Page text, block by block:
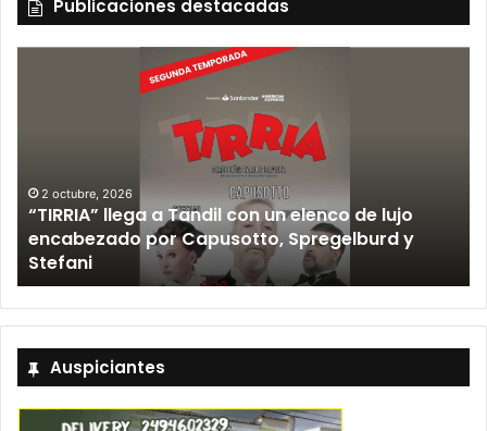
Publicaciones destacadas
2 octubre, 2026
“TIRRIA” llega a Tandil con un elenco de lujo
encabezado por Capusotto, Spregelburd y
Stefani
Auspiciantes